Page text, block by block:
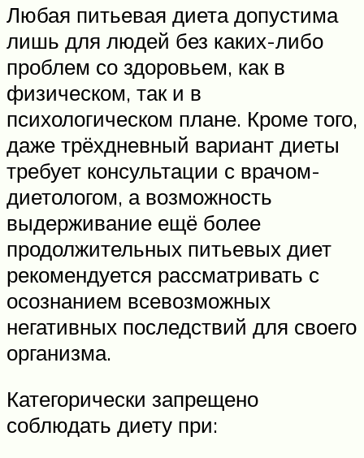
Любая питьевая диета допустима
лишь для людей без каких-либо
проблем со здоровьем, как в
физическом, так и в
психологическом плане. Кроме того,
даже трёхдневный вариант диеты
требует консультации с врачом-
диетологом, а возможность
выдерживание ещё более
продолжительных питьевых диет
рекомендуется рассматривать с
осознанием всевозможных
негативных последствий для своего
организма.
Категорически запрещено
соблюдать диету при: